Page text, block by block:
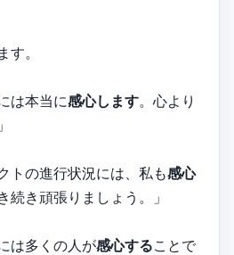
す。
は本当に感心します。心より
トの進行状況には、私も感心
続き頑張りましょう。」
は多くの人が感心することで